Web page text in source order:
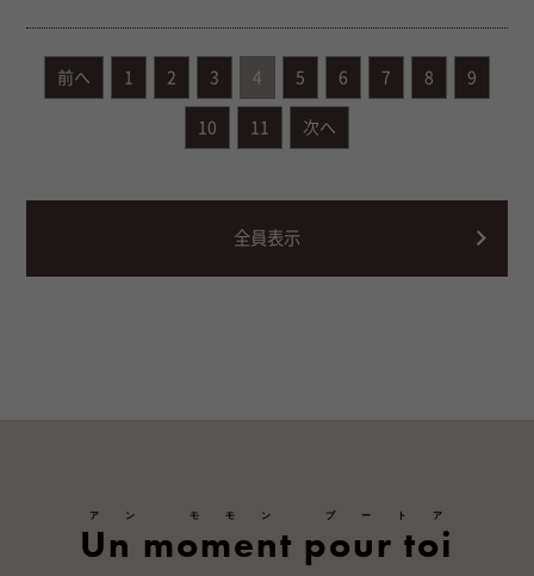
前へ 1 2 3 4 5 6 7 8 9
10 11 次へ
全員表示
Un moment pour toi
アン モモン プートア